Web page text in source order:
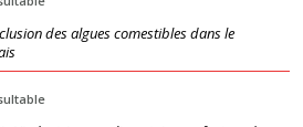
des algues comestibles dans le